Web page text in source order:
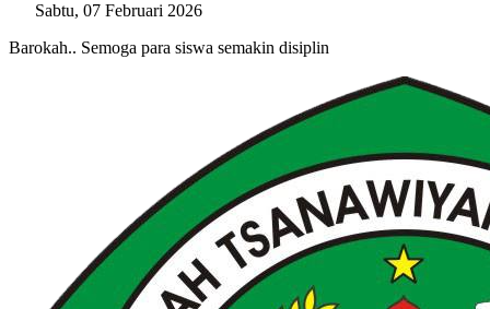
Sabtu, 07 Februari 2026
Barokah.. Semoga para siswa semakin disiplin